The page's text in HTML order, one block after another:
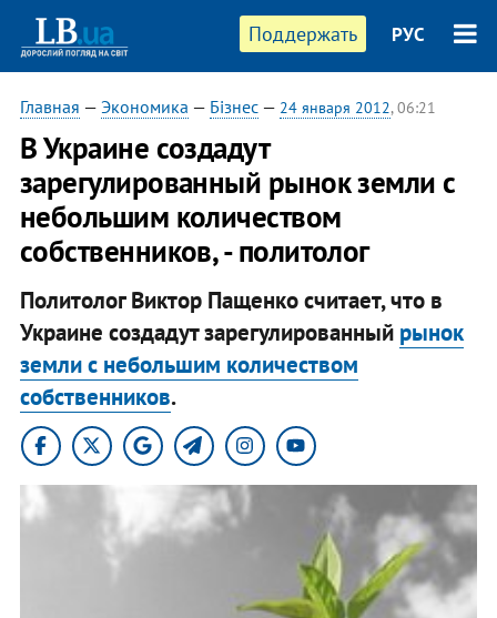
Поддержать РУС
Главная — Экономика — Бізнес— 24 января 2012, 06:21
В Украине создадут
зарегулированный рынок земли с
небольшим количеством
собственников, - политолог
Политолог Виктор Пащенко считает, что в
Украине создадут зарегулированный рынок
земли с небольшим количеством
собственников.